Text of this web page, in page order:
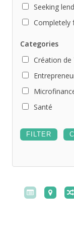
Seeking
Completely
Categories
Création de
Santé